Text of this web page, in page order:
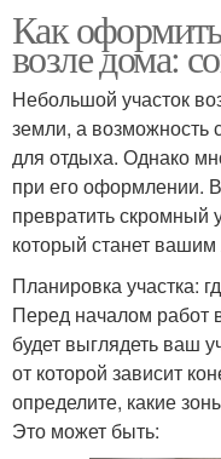
Как
возле дома:
Небольшой участок
земли, а возможность
для отдыха. Однако
при его оформлении.
превратить скромный
который станет
Планировка участка:
Перед началом работ
будет выглядеть ваш
от которой зависит
определите, какие
Это может быть: